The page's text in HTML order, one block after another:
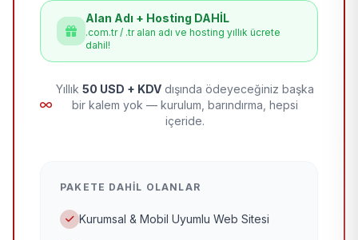
Alan Adı + Hosting DAHİL
.com.tr / .tr alan adı ve hosting yıllık ücrete
dahil!
Yıllık 50 USD + KDV dışında ödeyeceğiniz başka
bir kalem yok — kurulum, barındırma, hepsi
içeride.
PAKETE DAHIL OLANLAR
Kurumsal & Mobil Uyumlu Web Sitesi